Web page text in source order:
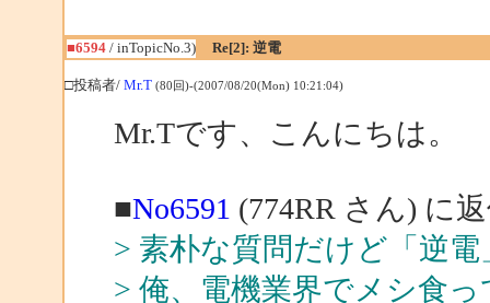
■6594/ inTopicNo.3) Re[2]: 逆電
□投稿者/ Mr.T (80回)-(2007/08/20(Mon) 10:21:04)
Mr.Tです、こんにちは。
■No6591 (774RR さん) に
> 素朴な質問だけど「逆
> 俺、電機業界でメシ食